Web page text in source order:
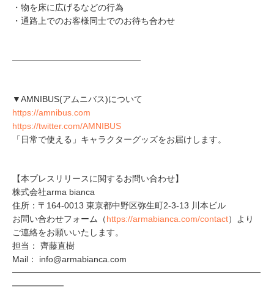
・物を床に広げるなどの行為
・通路上でのお客様同士でのお待ち合わせ
―――――――――――――――
▼AMNIBUS(アムニバス)について
https://amnibus.com
https://twitter.com/AMNIBUS
「日常で使える」キャラクターグッズをお届けします。
【本プレスリリースに関するお問い合わせ】
株式会社arma bianca
住所：〒164-0013 東京都中野区弥生町2-3-13 川本ビル
お問い合わせフォーム（https://armabianca.com/contact）より
ご連絡をお願いいたします。
担当： 齊藤直樹
Mail： info@armabianca.com
━━━━━━━━━━━━━━━━━━━━━━━━━━━━━
━━━━━━